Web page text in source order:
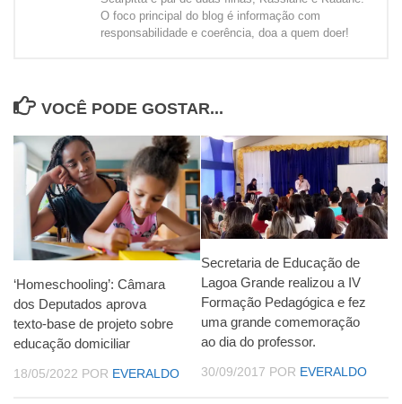
O foco principal do blog é informação com
responsabilidade e coerência, doa a quem doer!
VOCÊ PODE GOSTAR...
‘Homeschooling’: Câmara
dos Deputados aprova
texto-base de projeto sobre
educação domiciliar
18/05/2022 POR EVERALDO
Secretaria de Educação de
Lagoa Grande realizou a IV
Formação Pedagógica e fez
uma grande comemoração
ao dia do professor.
30/09/2017 POR EVERALDO